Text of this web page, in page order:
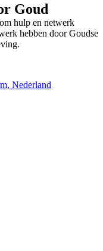
Goud
hulp en netwerk
hebben door Goudse
Nederland